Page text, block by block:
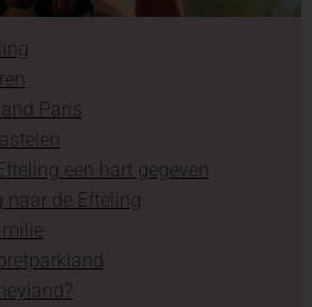
Paris
een hart gegeven
naar de Efteling